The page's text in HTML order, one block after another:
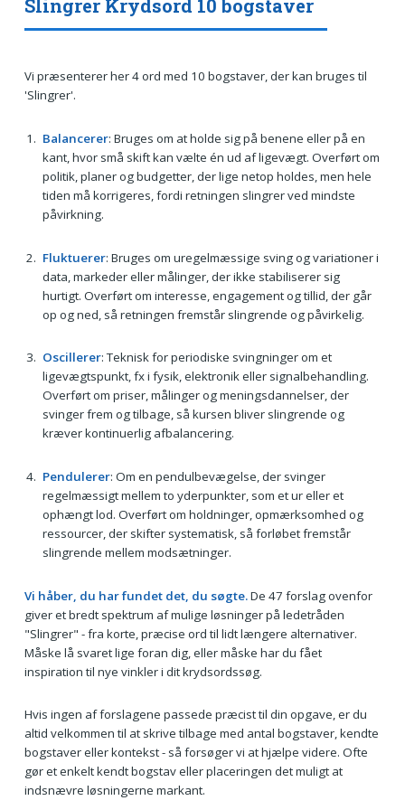
Slingrer Krydsord 10 bogstaver
Vi præsenterer her 4 ord med 10 bogstaver, der kan bruges til
'Slingrer'.
Balancerer: Bruges om at holde sig på benene eller på en
kant, hvor små skift kan vælte én ud af ligevægt. Overført om
politik, planer og budgetter, der lige netop holdes, men hele
tiden må korrigeres, fordi retningen slingrer ved mindste
påvirkning.
Fluktuerer: Bruges om uregelmæssige sving og variationer i
data, markeder eller målinger, der ikke stabiliserer sig
hurtigt. Overført om interesse, engagement og tillid, der går
op og ned, så retningen fremstår slingrende og påvirkelig.
Oscillerer: Teknisk for periodiske svingninger om et
ligevægtspunkt, fx i fysik, elektronik eller signalbehandling.
Overført om priser, målinger og meningsdannelser, der
svinger frem og tilbage, så kursen bliver slingrende og
kræver kontinuerlig afbalancering.
Pendulerer: Om en pendulbevægelse, der svinger
regelmæssigt mellem to yderpunkter, som et ur eller et
ophængt lod. Overført om holdninger, opmærksomhed og
ressourcer, der skifter systematisk, så forløbet fremstår
slingrende mellem modsætninger.
Vi håber, du har fundet det, du søgte.De 47 forslag ovenfor
giver et bredt spektrum af mulige løsninger på ledetråden
"Slingrer" - fra korte, præcise ord til lidt længere alternativer.
Måske lå svaret lige foran dig, eller måske har du fået
inspiration til nye vinkler i dit krydsordssøg.
Hvis ingen af forslagene passede præcist til din opgave, er du
altid velkommen til at skrive tilbage med antal bogstaver, kendte
bogstaver eller kontekst - så forsøger vi at hjælpe videre. Ofte
gør et enkelt kendt bogstav eller placeringen det muligt at
indsnævre løsningerne markant.